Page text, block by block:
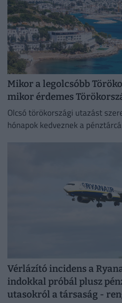
Mikor a legolcsóbb
mikor érdemes
Olcsó törökországi utazást
hónapok kedveznek a
Vérlázító incidens a
indokkal próbál plusz
utasokról a társaság -